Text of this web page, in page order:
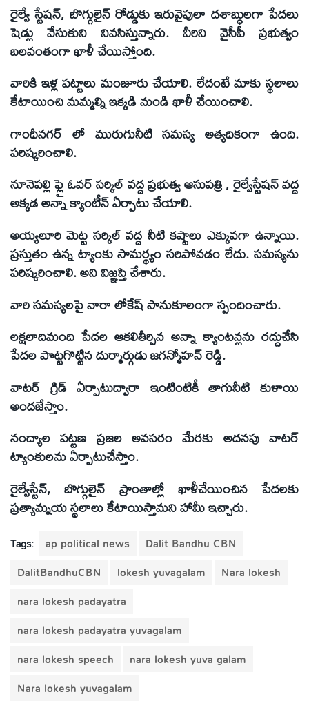
రైల్వే స్టేషన్, బొగ్గులైన్ రోడ్డుకు ఇరువైపులా దశాబ్ధులగా పేదలు
షెడ్లు వేసుకుని నివసిస్తున్నారు. వీరిని వైసీపీ ప్రభుత్వం
బలవంతంగా ఖాళీ చేయిస్తోంది.
వారికి ఇళ్ల పట్టాలు మంజూరు చేయాలి. లేదంటే మాకు స్థలాలు
కేటాయించి మమ్మల్ని ఇక్కడి నుండి ఖాళీ చేయించాలి.
గాంధీనగర్ లో మురుగునీటి సమస్య అత్యధికంగా ఉంది.
పరిష్కరించాలి.
నూనెపల్లి ఫ్లై ఓవర్ సర్కిల్ వద్ద ప్రభుత్వ ఆసుపత్రి , రైల్వేస్టేషన్ వద్ద
అక్కడ అన్నా క్యాంటీన్ ఏర్పాటు చేయాలి.
అయ్యలూరి మెట్ట సర్కిల్ వద్ద నీటి కష్టాలు ఎక్కువగా ఉన్నాయి.
ప్రస్తుతం ఉన్న ట్యాంకు సామర్థ్యం సరిపోవడం లేదు. సమస్యను
పరిష్కరించాలి. అని విజ్ఞప్తి చేశారు.
వారి సమస్యలపై నారా లోకేష్ సానుకూలంగా స్పందించారు.
లక్షలాదిమంది పేదల ఆకలితీర్చిన అన్నా క్యాంటన్లను రద్దుచేసి
పేదల పొట్టగొట్టిన దుర్మార్గుడు జగన్మోహన్ రెడ్డి.
వాటర్ గ్రిడ్ ఏర్పాటుద్వారా ఇంటింటికీ తాగునీటి కుళాయి
అందజేస్తాం.
నంద్యాల పట్టణ ప్రజల అవసరం మేరకు అదనపు వాటర్
ట్యాంకులను ఏర్పాటుచేస్తాం.
రైల్వేస్టేన్, బొగ్గులైన్ ప్రాంతాల్లో ఖాళీచేయించిన పేదలకు
ప్రత్యామ్నయ స్థలాలు కేటాయిస్తామని హామీ ఇచ్చారు.
Tags: ap political news
Dalit Bandhu CBN
DalitBandhuCBN
lokesh yuvagalam
Nara lokesh
nara lokesh padayatra
nara lokesh padayatra yuvagalam
nara lokesh speech
nara lokesh yuva galam
Nara lokesh yuvagalam